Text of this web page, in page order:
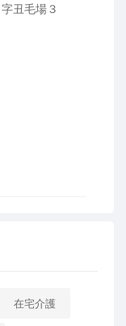
丑毛場３
在宅介護